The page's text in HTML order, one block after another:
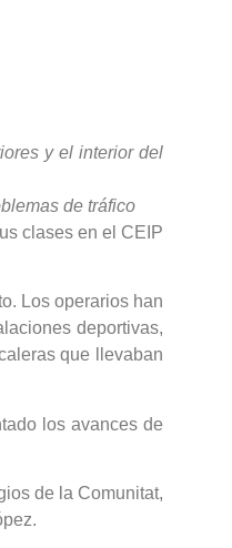
y el interior del
de tráfico
clases en el CEIP
Los operarios han
deportivas,
que llevaban
los avances de
de la Comunitat,